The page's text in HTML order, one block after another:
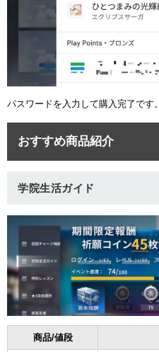
パスワードを入力して購入完了です。
おすすめ商品紹介
学院生活ガイド
商品/値段